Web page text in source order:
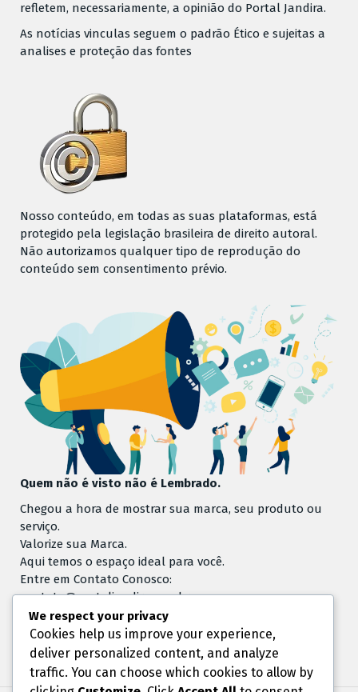
refletem, necessariamente, a opinião do Portal Jandira.
As notícias vinculas seguem o padrão Ético e sujeitas a
analises e proteção das fontes
Nosso conteúdo, em todas as suas plataformas, está
protegido pela legislação brasileira de direito autoral.
Não autorizamos qualquer tipo de reprodução do
conteúdo sem consentimento prévio.
Quem não é visto não é Lembrado.
Chegou a hora de mostrar sua marca, seu produto ou
serviço.
Valorize sua Marca.
Aqui temos o espaço ideal para você.
Entre em Contato Conosco:
contato@portaljandira.com.br
WhatsApp .:(11)-42690715
We respect your privacy
Cookies help us improve your experience,
deliver personalized content, and analyze
traffic. You can choose which cookies to allow by